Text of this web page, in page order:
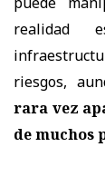
realidad
riesgos,
rara vez
de muchos